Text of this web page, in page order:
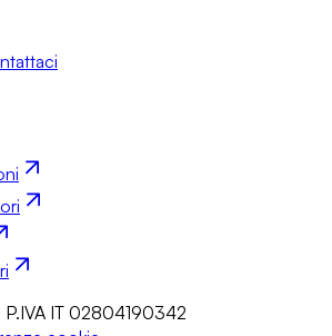
IT 02804190342